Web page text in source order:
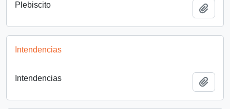
Plebiscito
Intendencias
Intendencias